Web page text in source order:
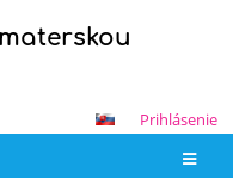
Prihlásenie